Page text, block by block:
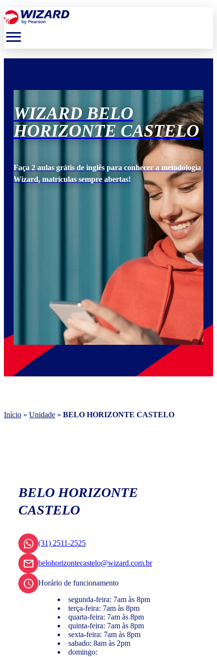
menu
WIZARD BELO
HORIZONTE CASTELO
Faça 2 aulas grátis de inglês para conhecer a metodologia
Wizard, matrículas sempre abertas!
Início » Unidade » BELO HORIZONTE CASTELO
BELO HORIZONTE
CASTELO
(31) 2511-2525
belohorizontecastelo@wizard.com.br
Horário de funcionamento
segunda-feira: 7am às 8pm
terça-feira: 7am às 8pm
quarta-feira: 7am às 8pm
quinta-feira: 7am às 8pm
sexta-feira: 7am às 8pm
sabado: 8am às 2pm
domingo: